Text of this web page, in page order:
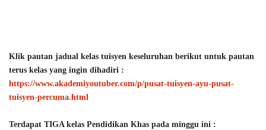
Klik pautan jadual kelas tuisyen keseluruhan berikut untuk pautan
terus kelas yang ingin dihadiri :
https://www.akademiyoutuber.com/p/pusat-tuisyen-ayu-pusat-
tuisyen-percuma.html
Terdapat TIGA kelas Pendidikan Khas pada minggu ini :